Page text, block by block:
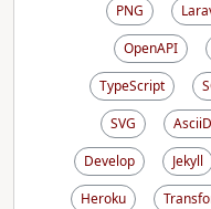
PNG
OpenAPI
TypeScript
SVG
Develop
Jekyll
Heroku